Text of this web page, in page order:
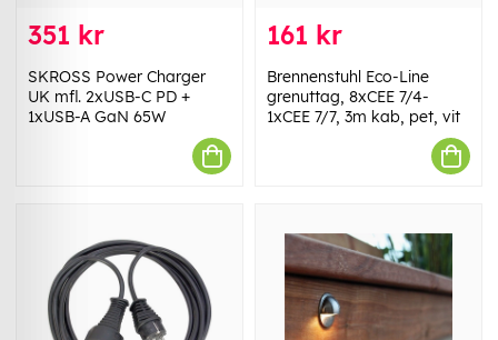
351 kr
SKROSS Power Charger
UK mfl. 2xUSB-C PD +
1xUSB-A GaN 65W
161 kr
Brennenstuhl Eco-Line
grenuttag, 8xCEE 7/4-
1xCEE 7/7, 3m kab, pet, vit